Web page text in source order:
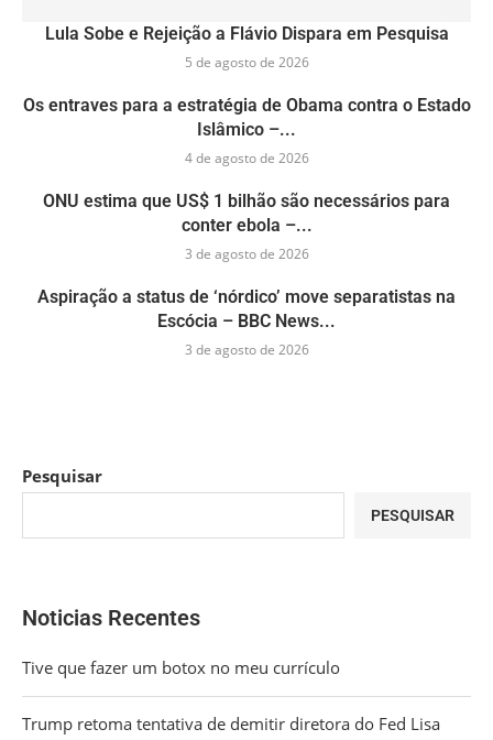
Lula Sobe e Rejeição a Flávio Dispara em Pesquisa
5 de agosto de 2026
Os entraves para a estratégia de Obama contra o Estado
Islâmico –...
4 de agosto de 2026
ONU estima que US$ 1 bilhão são necessários para
conter ebola –...
3 de agosto de 2026
Aspiração a status de ‘nórdico’ move separatistas na
Escócia – BBC News...
3 de agosto de 2026
Pesquisar
PESQUISAR
Noticias Recentes
Tive que fazer um botox no meu currículo
Trump retoma tentativa de demitir diretora do Fed Lisa